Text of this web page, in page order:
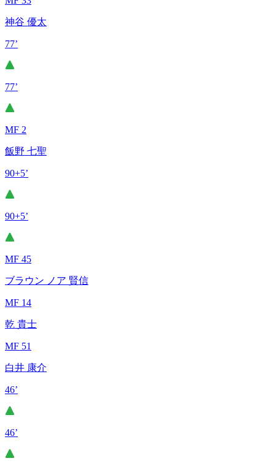
神谷 優太
77’
77’
MF 2
飯野 七聖
90+5’
90+5’
MF 45
ブラウン ノア 賢信
MF 14
乾 貴士
MF 51
白井 康介
46’
46’